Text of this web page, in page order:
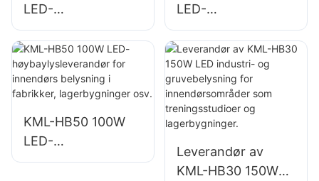
LED-
høybaylysleverand
ør for
innendørsbelysning
i fabrikker,
LED-
høybaylysleverand
ør for
innendørsbelysning
i fabrikker,
lagerbygninger osv.
KML-HB50 100W
LED-
høybaylysleverand
Leverandør av
KML-HB30 150W